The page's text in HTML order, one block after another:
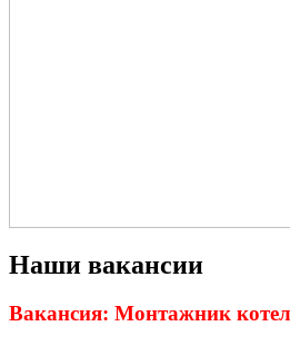
Наши вакансии
Вакансия: Монтажник